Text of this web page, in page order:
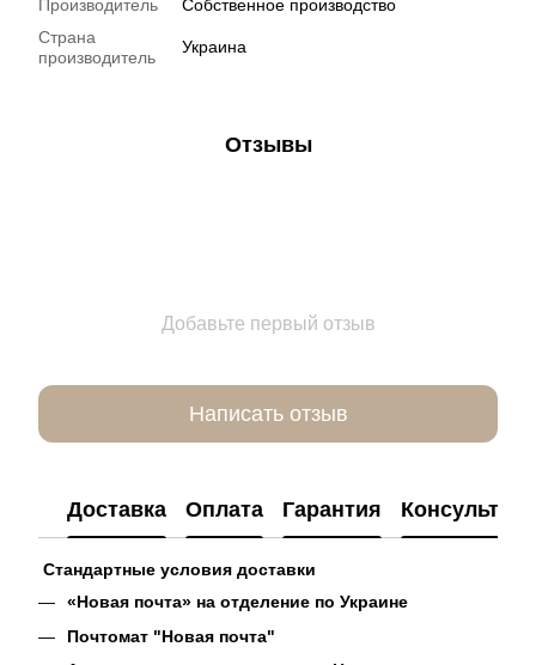
Производитель
Собственное производство
Страна
производитель
Украина
Отзывы
Добавьте первый отзыв
Написать отзыв
Доставка Оплата Гарантия
Стандартные условия доставки
«Новая почта» на отделение по Украине
Почтомат "Новая почта"